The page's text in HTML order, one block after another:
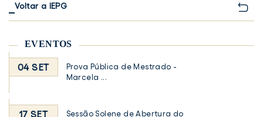
Voltar a IEPG
EVENTOS
04 SET
Prova Pública de Mestrado -
Marcela ...
17 SET
Sessão Solene de Abertura do